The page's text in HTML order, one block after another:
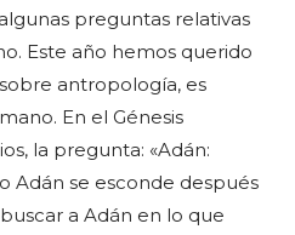
preguntas relativas
Este año hemos querido
antropología, es
En el Génesis
la pregunta: «Adán:
Adán se esconde después
a Adán en lo que